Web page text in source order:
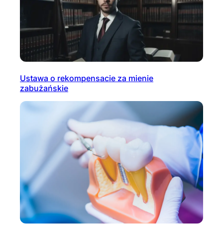
Ustawa o rekompensacie za mienie
zabużańskie